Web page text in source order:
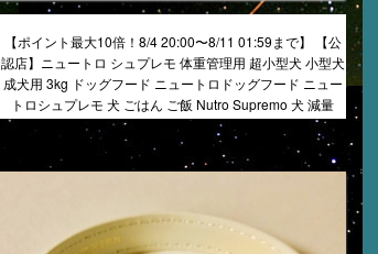
【ポイント最大10倍！8/4 20:00〜8/11 01:59まで】 【公
認店】ニュートロ シュプレモ 体重管理用 超小型犬 小型犬
成犬用 3kg ドッグフード ニュートロドッグフード ニュー
トロシュプレモ 犬 ごはん ご飯 Nutro Supremo 犬 減量